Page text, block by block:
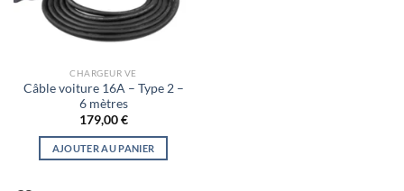
CHARGEUR VE
Câble voiture 16A – Type 2 –
6 mètres
179,00€
AJOUTER AU PANIER